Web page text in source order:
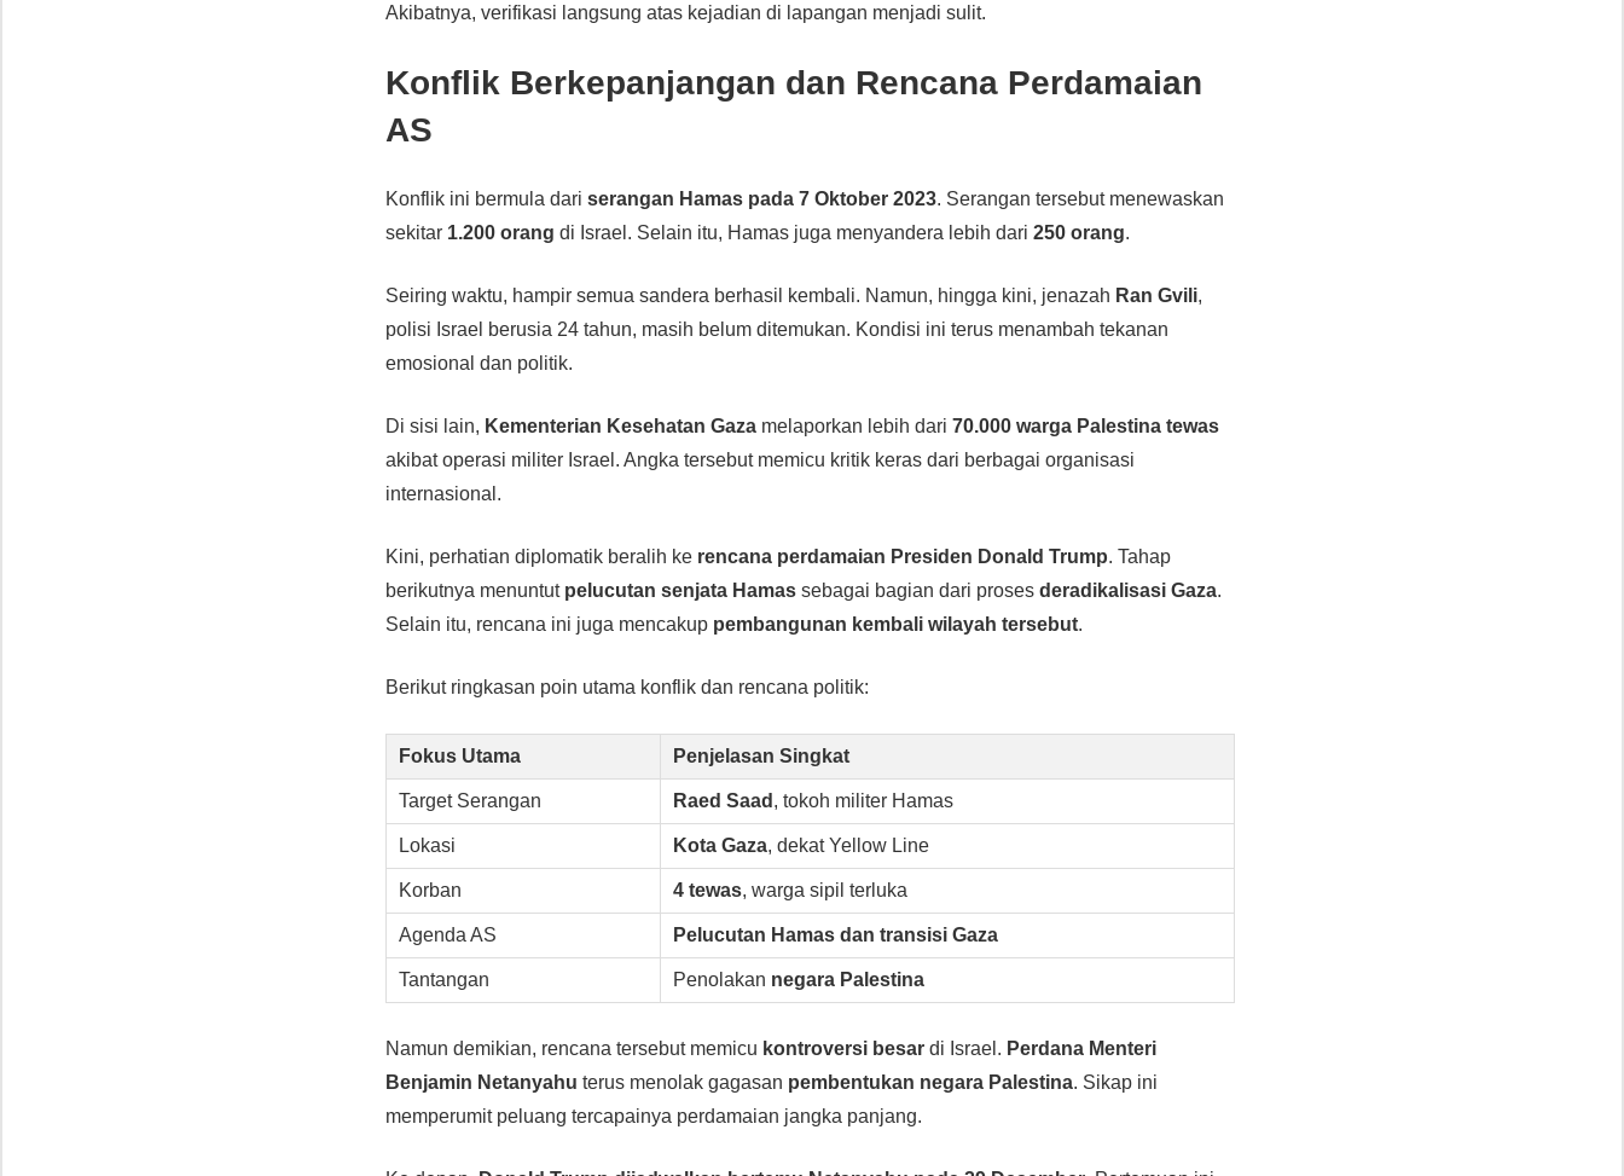
Akibatnya, verifikasi langsung atas kejadian di lapangan menjadi sulit.
Konflik Berkepanjangan dan Rencana Perdamaian
AS
Konflik ini bermula dariserangan Hamas pada 7 Oktober 2023. Serangan tersebut menewaskan
sekitar 1.200 orang di Israel. Selain itu, Hamas juga menyandera lebih dari250 orang.
Seiring waktu, hampir semua sandera berhasil kembali. Namun, hingga kini, jenazah Ran Gvili,
polisi Israel berusia 24 tahun, masih belum ditemukan. Kondisi ini terus menambah tekanan
emosional dan politik.
Di sisi lain, Kementerian Kesehatan Gaza melaporkan lebih dari70.000 warga Palestina tewas
akibat operasi militer Israel. Angka tersebut memicu kritik keras dari berbagai organisasi
internasional.
Kini, perhatian diplomatik beralih ke rencana perdamaian Presiden Donald Trump. Tahap
berikutnya menuntut pelucutan senjata Hamas sebagai bagian dari prosesderadikalisasi Gaza.
Selain itu, rencana ini juga mencakup pembangunan kembali wilayah tersebut.
Berikut ringkasan poin utama konflik dan rencana politik:
Fokus Utama Penjelasan Singkat
Target Serangan Raed Saad , tokoh militer Hamas
Lokasi Kota Gaza, dekat Yellow Line
Korban 4 tewas, warga sipil terluka
Agenda AS Pelucutan Hamas dan transisi Gaza
Tantangan Penolakan negara Palestina
Namun demikian, rencana tersebut memicu kontroversi besar di Israel. Perdana Menteri
Benjamin Netanyahu terus menolak gagasan pembentukan negara Palestina. Sikap ini
memperumit peluang tercapainya perdamaian jangka panjang.